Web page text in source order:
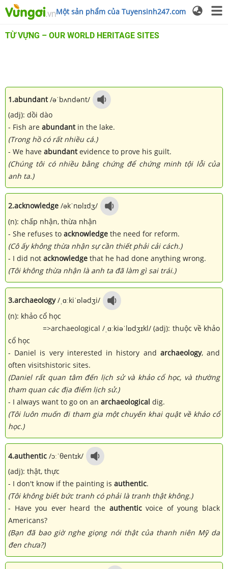
Một sản phẩm của Tuyensinh247.com
TỪ VỰNG – OUR WORLD HERITAGE SITES
1.abundant/əˈbʌndənt/
(adj): dồi dào
- Fish are abundantin the lake.
(Trong hồ có rất nhiều cá.)
- We have abundantevidence to prove his guilt.
(Chúng tôi có nhiều bằng chứng để chứng minh tội lỗi của
anh ta.)
2.acknowledge /əkˈnɒlɪdʒ/
(n): chấp nhận, thừa nhận
- She refuses to acknowledge the need for reform.
(Cô ấy không thừa nhận sự cần thiết phải cải cách.)
- I did not acknowledge that he had done anything wrong.
(Tôi không thừa nhận là anh ta đã làm gì sai trái.)
3.archaeology/ˌɑːkiˈɒlədʒi/
(n): khảo cổ học
=>archaeological /ˌɑːkiəˈlɒdʒɪkl/ (adj): thuộc về khảo
cổ học
- Daniel is very interested in history and archaeology, and
often visitshistoric sites.
(Daniel rất quan tâm đến lịch sử và khảo cổ học, và thường
tham quan các địa điểm lịch sử.)
- I always want to go on an archaeological dig.
(Tôi luôn muốn đi tham gia một chuyến khai quật về khảo cổ
học.)
4.authentic /ɔːˈθentɪk/
(adj): thật, thực
- I don't know if the painting is authentic.
(Tôi không biết bức tranh có phải là tranh thật không.)
- Have you ever heard the authenticvoice of young black
Americans?
(Bạn đã bao giờ nghe giọng nói thật của thanh niên Mỹ da
đen chưa?)